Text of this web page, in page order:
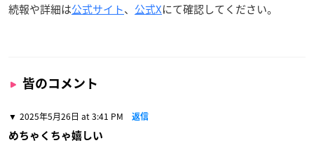
続報や詳細は公式サイト、 公式Xにて確認してください。
皆のコメント
2025年5月26日 at 3:41 PM 返信
めちゃくちゃ嬉しい